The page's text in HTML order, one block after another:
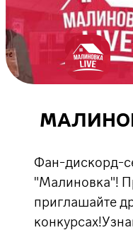
Фан-дискорд-
"Малиновка"!
приглашайте